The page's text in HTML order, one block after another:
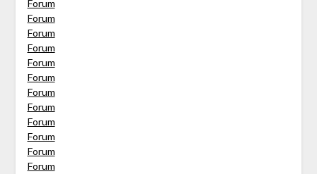
Forum
Forum
Forum
Forum
Forum
Forum
Forum
Forum
Forum
Forum
Forum
Forum